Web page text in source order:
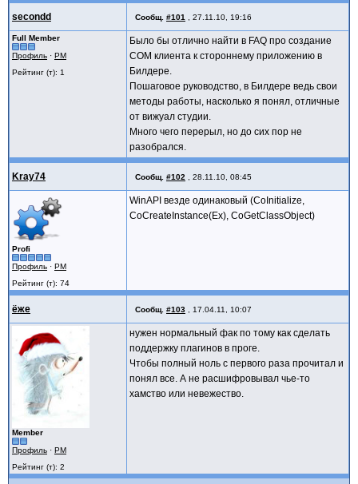
secondd Сообщ. #101 27.11.10, 19:16
Full Member
Профиль · PM
Рейтинг (т): 1
Было бы отлично найти в FAQ про создание
COM клиента к стороннему приложению в
Билдере.
Пошаговое руководство, в Билдере ведь свои
методы работы, насколько я понял, отличные
от вижуал студии.
Много чего перерыл, но до сих пор не
разобрался.
Kray74 Сообщ. #102 28.11.10, 08:45
Profi
Профиль · PM
Рейтинг (т): 74
WinAPI везде одинаковый (CoInitialize,
CoCreateInstance(Ex), CoGetClassObject)
ёже Сообщ. #103 17.04.11, 10:07
Member
Профиль · PM
Рейтинг (т): 2
нужен нормальный фак по тому как сделать
поддержку плагинов в проге.
Чтобы полный ноль с первого раза прочитал и
понял все. А не расшифровывал чье-то
хамство или невежество.